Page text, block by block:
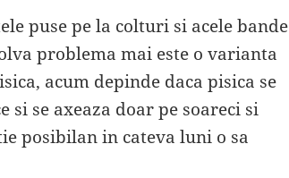
puse pe la colturi si acele bande
problema mai este o varianta
acum depinde daca pisica se
se axeaza doar pe soareci si
posibilan in cateva luni o sa